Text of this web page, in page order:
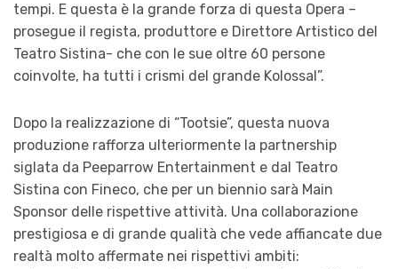
tempi. E questa è la grande forza di questa Opera –
prosegue il regista, produttore e Direttore Artistico del
Teatro Sistina- che con le sue oltre 60 persone
coinvolte, ha tutti i crismi del grande Kolossal”.
Dopo la realizzazione di “Tootsie”, questa nuova
produzione rafforza ulteriormente la partnership
siglata da Peeparrow Entertainment e dal Teatro
Sistina con Fineco, che per un biennio sarà Main
Sponsor delle rispettive attività. Una collaborazione
prestigiosa e di grande qualità che vede affiancate due
realtà molto affermate nei rispettivi ambiti: